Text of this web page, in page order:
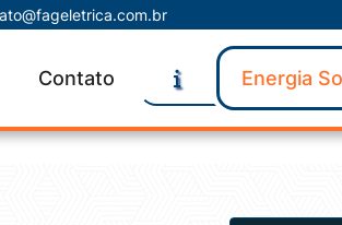
Contato Energia